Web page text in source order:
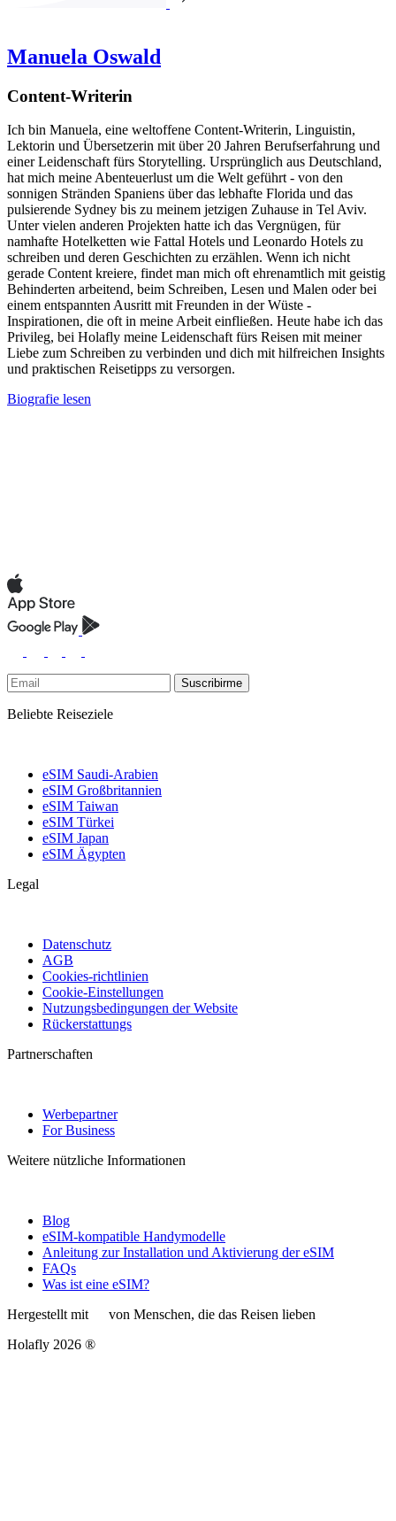
Manuela Oswald
Content-Writerin
Ich bin Manuela, eine weltoffene Content-Writerin, Linguistin,
Lektorin und Übersetzerin mit über 20 Jahren Berufserfahrung und
einer Leidenschaft fürs Storytelling. Ursprünglich aus Deutschland,
hat mich meine Abenteuerlust um die Welt geführt - von den
sonnigen Stränden Spaniens über das lebhafte Florida und das
pulsierende Sydney bis zu meinem jetzigen Zuhause in Tel Aviv.
Unter vielen anderen Projekten hatte ich das Vergnügen, für
namhafte Hotelketten wie Fattal Hotels und Leonardo Hotels zu
schreiben und deren Geschichten zu erzählen. Wenn ich nicht
gerade Content kreiere, findet man mich oft ehrenamtlich mit geistig
Behinderten arbeitend, beim Schreiben, Lesen und Malen oder bei
einem entspannten Ausritt mit Freunden in der Wüste -
Inspirationen, die oft in meine Arbeit einfließen. Heute habe ich das
Privileg, bei Holafly meine Leidenschaft fürs Reisen mit meiner
Liebe zum Schreiben zu verbinden und dich mit hilfreichen Insights
und praktischen Reisetipps zu versorgen.
Biografie lesen
Suscribirme
Beliebte Reiseziele
eSIM Saudi-Arabien
eSIM Großbritannien
eSIM Taiwan
eSIM Türkei
eSIM Japan
eSIM Ägypten
Legal
Datenschutz
AGB
Cookies-richtlinien
Cookie-Einstellungen
Nutzungsbedingungen der Website
Rückerstattungs
Partnerschaften
Werbepartner
For Business
Weitere nützliche Informationen
Blog
eSIM-kompatible Handymodelle
Anleitung zur Installation und Aktivierung der eSIM
FAQs
Was ist eine eSIM?
Hergestellt mit
von Menschen, die das Reisen lieben
Holafly 2026 ®